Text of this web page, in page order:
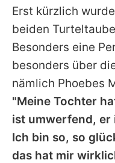
Erst kürzlich
beiden
Besonders eine
besonders über
nämlich Phoebes
"Meine Tochter
ist umwerfend, er
Ich bin so, so
das hat mir